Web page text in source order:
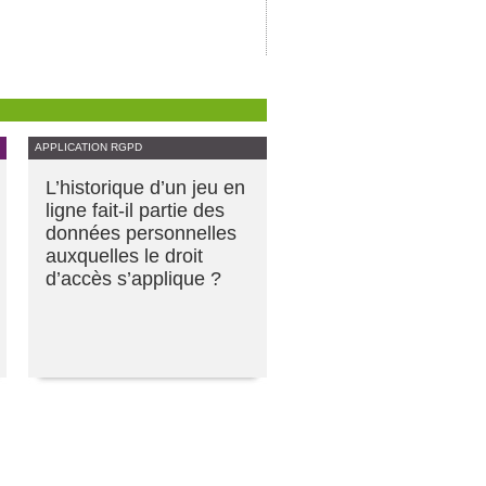
APPLICATION RGPD
L’historique d’un jeu en
ligne fait-il partie des
données personnelles
auxquelles le droit
d’accès s’applique ?